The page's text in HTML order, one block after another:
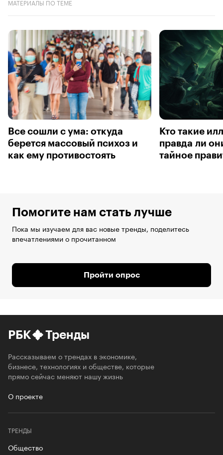
МАТЕРИАЛЫ ПО ТЕМЕ
Все сошли с ума: откуда
берется массовый психоз и
как ему противостоять
Кто такие
правда ли
тайное
Помогите нам стать лучше
Пока мы изучаем для вас новые тренды, поделитесь
впечатлениями о прочитанном
Пройти опрос
РБК Тренды
Рассказываем о трендах в экономике,
бизнесе, технологиях и обществе, которые
прямо сейчас меняют нашу жизнь
О проекте
ТРЕНДЫ
Общество